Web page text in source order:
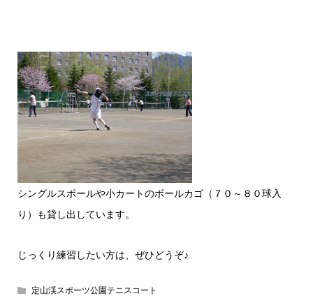
シングルスポールや小カートのボールカゴ（７０～８０球入
り）も貸し出しています。
じっくり練習したい方は、ぜひどうぞ♪
定山渓スポーツ公園テニスコート